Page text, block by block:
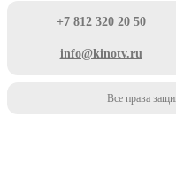
+7 812 320 20 50
info@kinotv.ru
Все права